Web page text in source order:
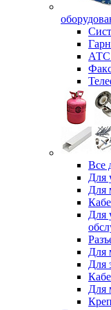
АТС
Все
Для
Для
Для
Для
Для
Для